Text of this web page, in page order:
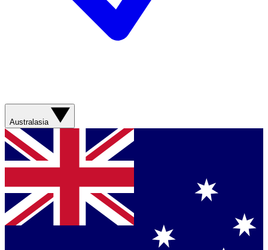
Australasia